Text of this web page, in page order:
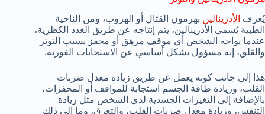
يُعرف الأدرينالين بهرمون القتال أو الهروب، ومن الناحية
الطبية يُسمى الأدرينالين، يتم إنتاجه عن طريق الغدد الكظرية،
عندما يواجه الشخص أي موقف مرهق أو محفز يسبب التوتر
والقلق، إنه مسؤول بشكل أساسي عن الاستجابات الفورية.
هذا إلى جانب كونه يعمل عن طريق زيادة معدل ضربات
القلب، وزيادة طاقة الجسم استجابة للمواقف أو المحفزات،
بالإضافة إلى التغيرات الجسدية لدى الشخص مثل زيادة
التنفس، وزيادة معدل ضربات القلب، والتعرق، وما إلى ذلك